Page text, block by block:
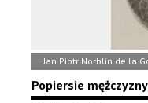
Jan Piotr Norblin de la
Popiersie